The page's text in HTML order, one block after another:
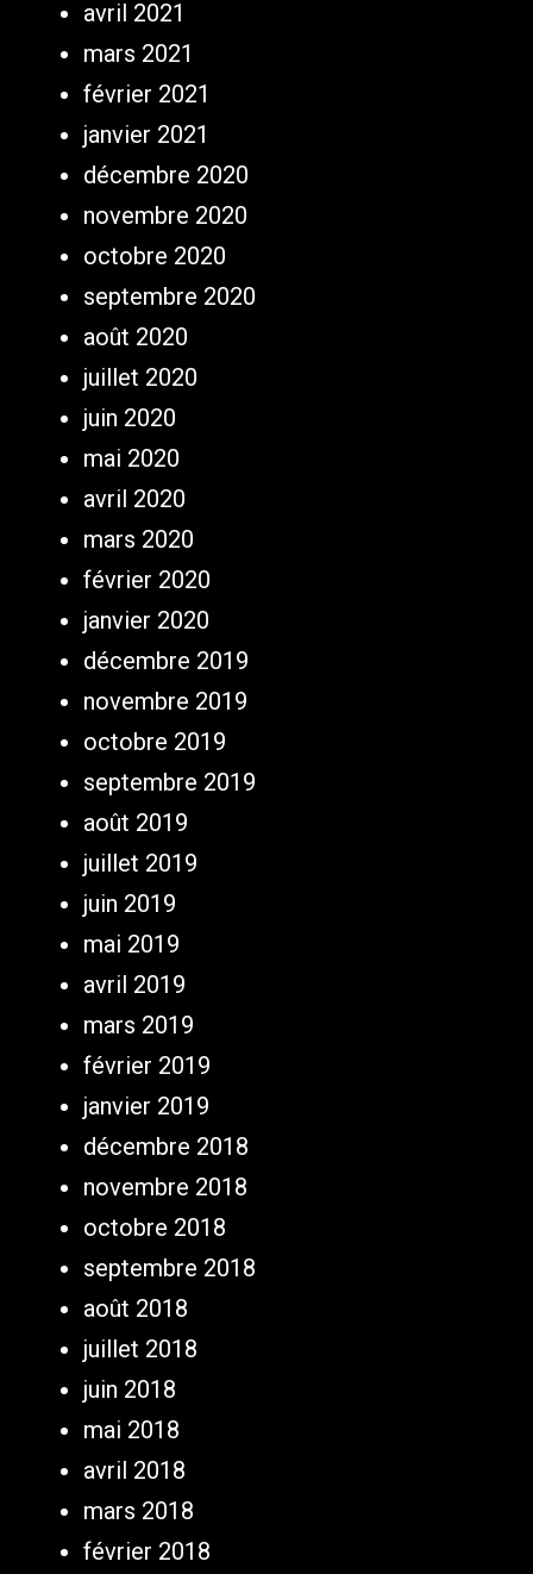
avril 2021
mars 2021
février 2021
janvier 2021
décembre 2020
novembre 2020
octobre 2020
septembre 2020
août 2020
juillet 2020
juin 2020
mai 2020
avril 2020
mars 2020
février 2020
janvier 2020
décembre 2019
novembre 2019
octobre 2019
septembre 2019
août 2019
juillet 2019
juin 2019
mai 2019
avril 2019
mars 2019
février 2019
janvier 2019
décembre 2018
novembre 2018
octobre 2018
septembre 2018
août 2018
juillet 2018
juin 2018
mai 2018
avril 2018
mars 2018
février 2018